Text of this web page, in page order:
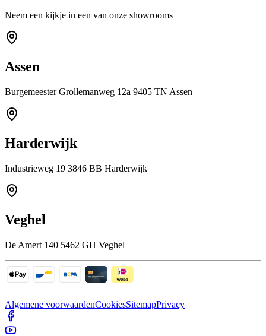
Neem een kijkje in een van onze showrooms
Assen
Burgemeester Grollemanweg 12a 9405 TN Assen
Harderwijk
Industrieweg 19 3846 BB Harderwijk
Veghel
De Amert 140 5462 GH Veghel
Algemene voorwaardenCookiesSitemapPrivacy